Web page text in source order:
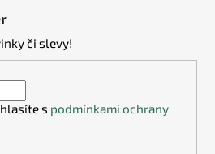
y
v
i
či slevy!
s podmínkami ochrany